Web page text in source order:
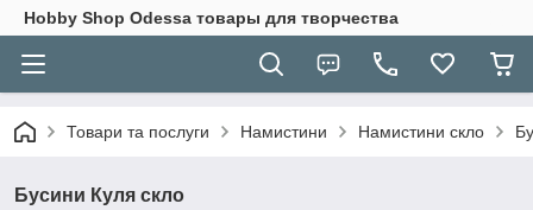
Hobbу Shop Odessa товары для творчества
Товари та послуги Намистини Намистини скло
Бусини Куля скло